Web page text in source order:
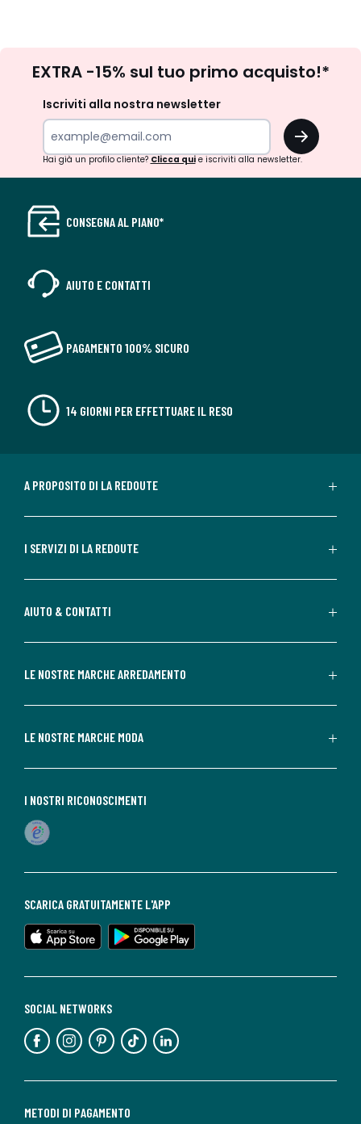
newsletter
EXTRA -15% sul tuo primo acquisto!*
Iscriviti alla nostra newsletter
OK
Hai già un profilo cliente? Clicca quie iscriviti alla newsletter.
CONSEGNA AL PIANO*
AIUTO E CONTATTI
PAGAMENTO 100% SICURO
14 GIORNI PER EFFETTUARE IL RESO
A PROPOSITO DI LA REDOUTE
I SERVIZI DI LA REDOUTE
AIUTO & CONTATTI
LE NOSTRE MARCHE ARREDAMENTO
LE NOSTRE MARCHE MODA
METODI DI PAGAMENTO
SOCIAL NETWORKS
SCARICA GRATUITAMENTE L'APP
I NOSTRI RICONOSCIMENTI